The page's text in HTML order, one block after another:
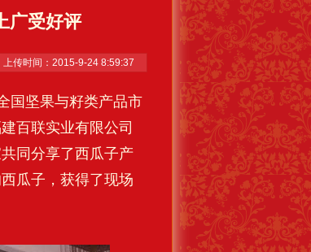
广受好评
上传时间：2015-9-24 8:59:37
国坚果与籽类产品市
百联实业有限公司
同分享了西瓜子产
瓜子，获得了现场